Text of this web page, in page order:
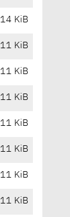
14 KiB
11 KiB
11 KiB
11 KiB
11 KiB
11 KiB
11 KiB
11 KiB